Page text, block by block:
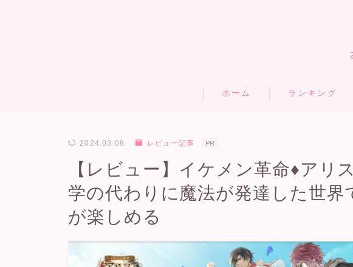
ホーム ランキング
2024.03.08 レビュー記事 PR
【レビュー】イケメン革命♦アリ
学の代わりに魔法が発達した世界
が楽しめる